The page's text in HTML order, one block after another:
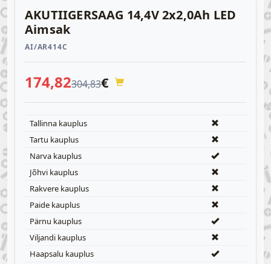
AKUTIIGERSAAG 14,4V 2x2,0Ah LED
Aimsak
AI/AR414C
174,82304,83€
Tallinna kauplus
Tartu kauplus
Narva kauplus
Jõhvi kauplus
Rakvere kauplus
Paide kauplus
Pärnu kauplus
Viljandi kauplus
Haapsalu kauplus